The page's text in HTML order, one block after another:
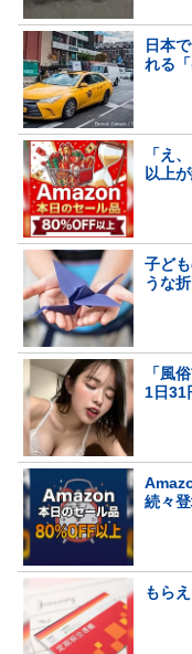
日本
れる
「え
以上
子ど
うな
「風
1日31
続々
もら